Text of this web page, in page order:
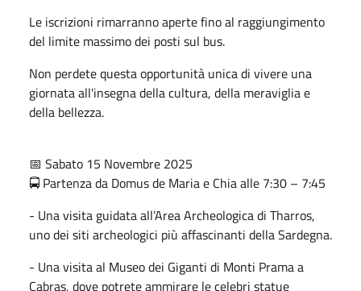
Le iscrizioni rimarranno aperte fino al raggiungimento
del limite massimo dei posti sul bus.
Non perdete questa opportunità unica di vivere una
giornata all'insegna della cultura, della meraviglia e
della bellezza.
📅 Sabato 15 Novembre 2025
🚍 Partenza da Domus de Maria e Chia alle 7:30 – 7:45
- Una visita guidata all’Area Archeologica di Tharros,
uno dei siti archeologici più affascinanti della Sardegna.
- Una visita al Museo dei Giganti di Monti Prama a
Cabras, dove potrete ammirare le celebri statue